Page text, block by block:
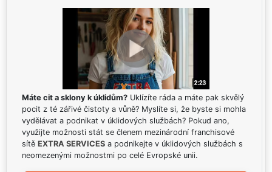
Máte cit a sklony k úklidům? Uklízíte ráda a máte pak skvělý
pocit z té zářivé čistoty a vůně? Myslíte si, že byste si mohla
vydělávat a podnikat v úklidových službách? Pokud ano,
využijte možnosti stát se členem mezinárodní franchisové
sítě EXTRA SERVICES a podnikejte v úklidových službách s
neomezenými možnostmi po celé Evropské unii.